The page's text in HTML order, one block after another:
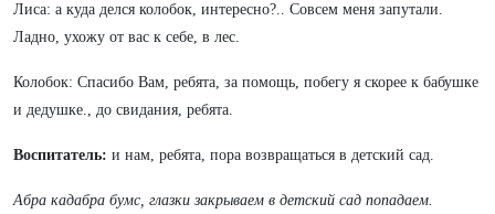
Лиса: а куда делся колобок, интересно?.. Совсем меня запутали.
Ладно, ухожу от вас к себе, в лес.
Колобок: Спасибо Вам, ребята, за помощь, побегу я скорее к бабушке
и дедушке., до свидания, ребята.
Воспитатель: и нам, ребята, пора возвращаться в детский сад.
Абра кадабра бумс, глазки закрываем в детский сад попадаем.